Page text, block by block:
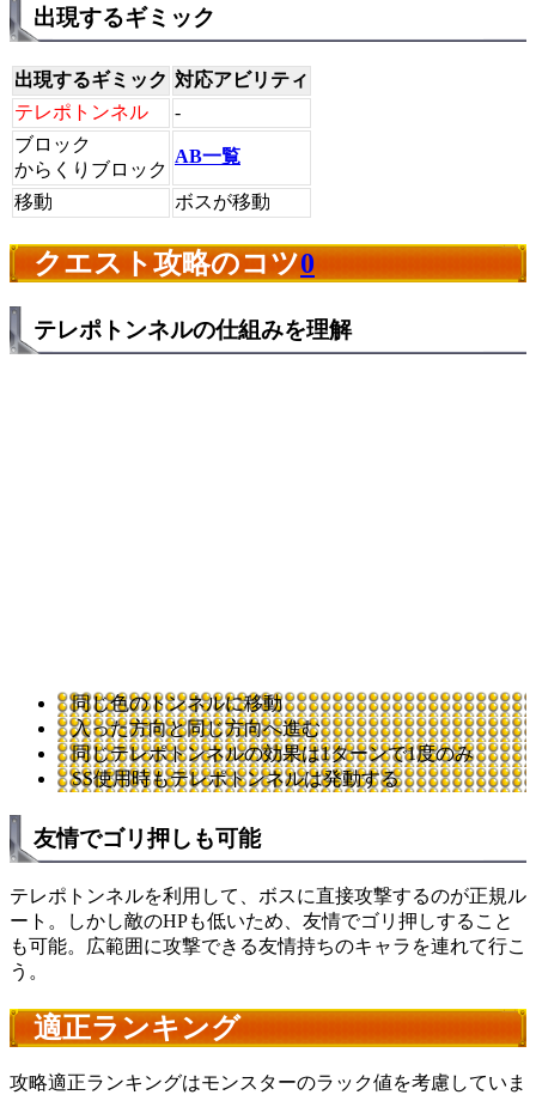
出現するギミック
出現するギミック 対応アビリティ
テレポトンネル
-
ブロック
からくりブロック
AB一覧
移動 ボスが移動
クエスト攻略のコツ0
テレポトンネルの仕組みを理解
同じ色のトンネルに移動
入った方向と同じ方向へ進む
同じテレポトンネルの効果は1ターンで1度のみ
SS使用時もテレポトンネルは発動する
友情でゴリ押しも可能
テレポトンネルを利用して、ボスに直接攻撃するのが正規ル
ート。しかし敵のHPも低いため、友情でゴリ押しすること
も可能。広範囲に攻撃できる友情持ちのキャラを連れて行こ
う。
適正ランキング
攻略適正ランキングはモンスターのラック値を考慮していま